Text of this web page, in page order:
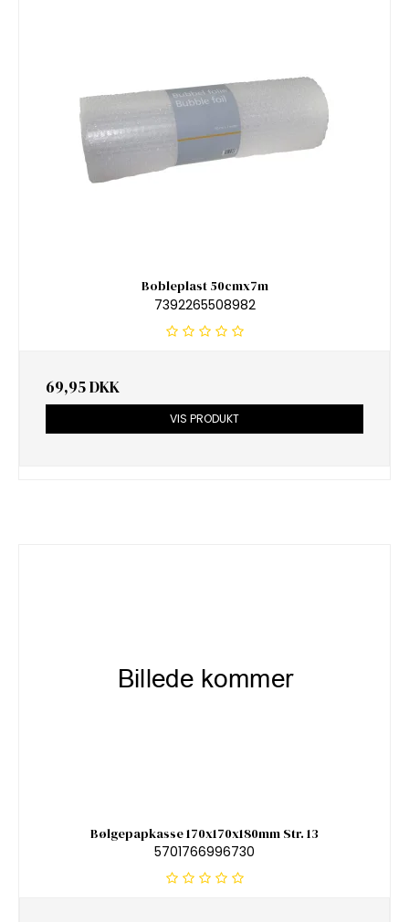
Bobleplast 50cmx7m
7392265508982
69,95 DKK
VIS PRODUKT
Bølgepapkasse 170x170x180mm Str. 13
5701766996730